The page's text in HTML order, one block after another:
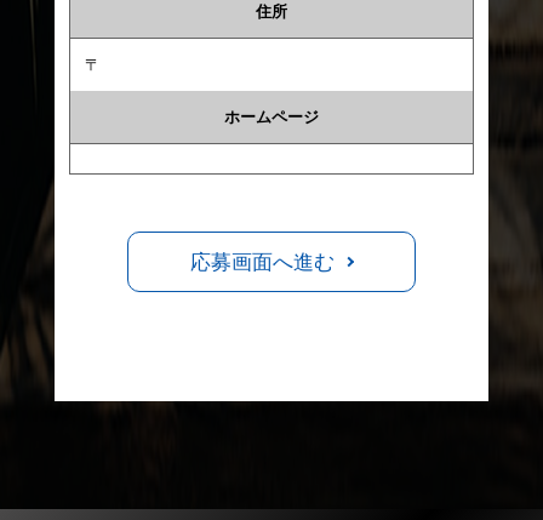
住所
〒
ホームページ
応募画面へ進む